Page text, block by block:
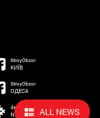
ALL NEWS
StroyObzor
КИЇВ
StroyObzor
ОДЕСА
developed by
NETSOFTWARE